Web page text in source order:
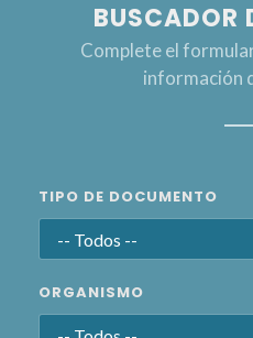
BUSCADOR
Complete el
información
TIPO DE DOCUMENTO
ORGANISMO